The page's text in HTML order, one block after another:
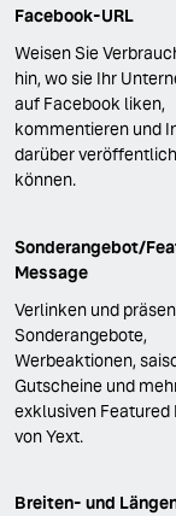
Facebook-URL
Weisen Sie
hin, wo sie Ihr
auf Facebook liken,
kommentieren und
darüber
können.
Sonderangebot/
Message
Verlinken und
Sonderangebote,
Werbeaktionen,
Gutscheine und
exklusiven Featured
von Yext.
Breiten- und